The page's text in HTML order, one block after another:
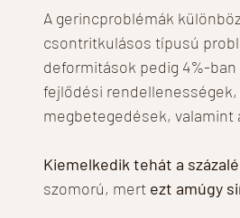
A gerincproblémák
csontritkulásos típusú
deformitások pedig 4%-
fejlődési
megbetegedések,
Kiemelkedik tehát a
szomorú, mert ezt amúgy